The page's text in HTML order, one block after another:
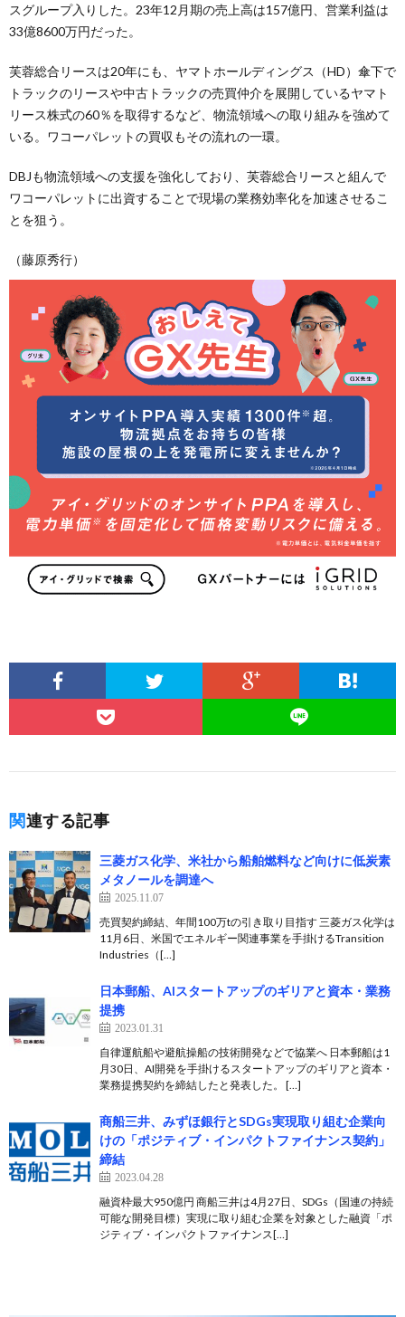
スグループ入りした。23年12月期の売上高は157億円、営業利益は
33億8600万円だった。
芙蓉総合リースは20年にも、ヤマトホールディングス（HD）傘下で
トラックのリースや中古トラックの売買仲介を展開しているヤマト
リース株式の60％を取得するなど、物流領域への取り組みを強めて
いる。ワコーパレットの買収もその流れの一環。
DBJも物流領域への支援を強化しており、芙蓉総合リースと組んで
ワコーパレットに出資することで現場の業務効率化を加速させるこ
とを狙う。
（藤原秀行）
関連する記事
三菱ガス化学、米社から船舶燃料など向けに低炭素
メタノールを調達へ
2025.11.07
売買契約締結、年間100万tの引き取り目指す 三菱ガス化学は
11月6日、米国でエネルギー関連事業を手掛けるTransition
Industries（[…]
日本郵船、AIスタートアップのギリアと資本・業務
提携
2023.01.31
自律運航船や避航操船の技術開発などで協業へ 日本郵船は1
月30日、AI開発を手掛けるスタートアップのギリアと資本・
業務提携契約を締結したと発表した。 […]
商船三井、みずほ銀行とSDGs実現取り組む企業向
けの「ポジティブ・インパクトファイナンス契約」
締結
2023.04.28
融資枠最大950億円 商船三井は4月27日、SDGs（国連の持続
可能な開発目標）実現に取り組む企業を対象とした融資「ポ
ジティブ・インパクトファイナンス[…]